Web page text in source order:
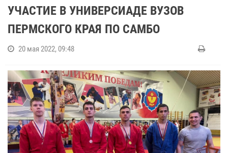
УЧАСТИЕ В УНИВЕРСИАДЕ ВУЗОВ
ПЕРМСКОГО КРАЯ ПО САМБО
20 мая 2022, 09:48